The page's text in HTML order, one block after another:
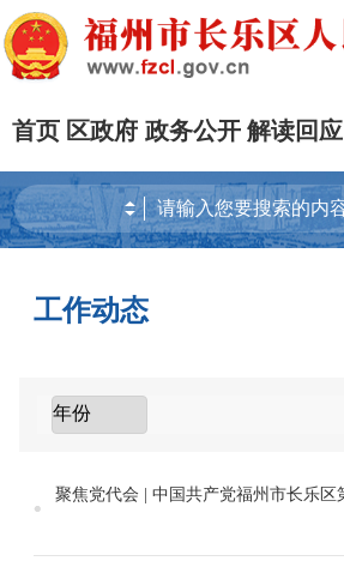
首页 区政府 政务公开 解读回应
工作动态